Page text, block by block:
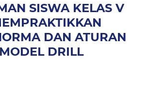
SISWA KELAS V
DAN ATURAN
DRILL